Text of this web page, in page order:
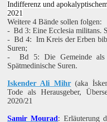
Indifferenz und
2021
Weitere 4 Bände sollen folgen:
- Bd 3: Eine Ecclesia militans.
- Bd 4: Im Kreis der Erben
Suren;
- Bd 5: Die Gemeinde als
Spätmedinische Suren.
Iskender Ali Mihr(aka
Tode als Herausgeber,
2020/21
Samir Mourad: Erläuterung